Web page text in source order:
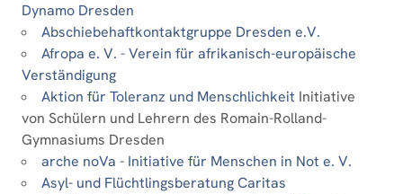
Dynamo Dresden
Abschiebehaftkontaktgruppe Dresden e.V.
Afropa e. V. - Verein für afrikanisch-europäische
Verständigung
Aktion für Toleranz und Menschlichkeit Initiative
von Schülern und Lehrern des Romain-Rolland-
Gymnasiums Dresden
arche noVa - Initiative für Menschen in Not e. V.
Asyl- und Flüchtlingsberatung Caritas